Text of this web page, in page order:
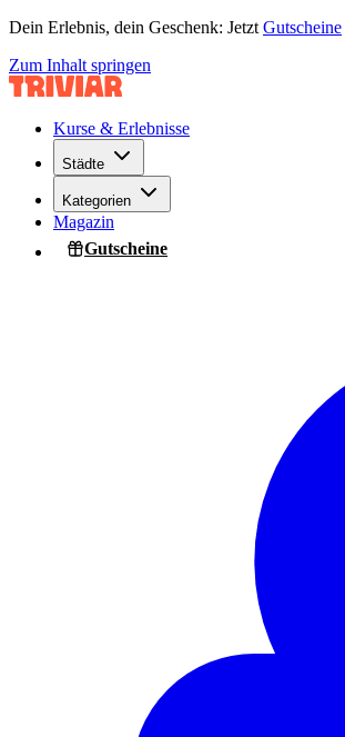
Dein Erlebnis, dein Geschenk: Jetzt Gutscheine
Zum Inhalt springen
Kurse & Erlebnisse
Städte
Kategorien
Magazin
Gutscheine